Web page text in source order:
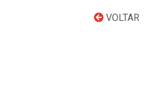
VOLTAR